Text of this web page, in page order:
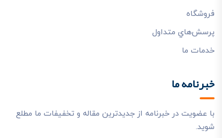
فروشگاه
پرسش‌هاي متداول
خدمات ما
خبرنامه ما
با عضویت در خبرنامه از جدیدترین مقاله و تخفیفات ما مطلع
شوید.